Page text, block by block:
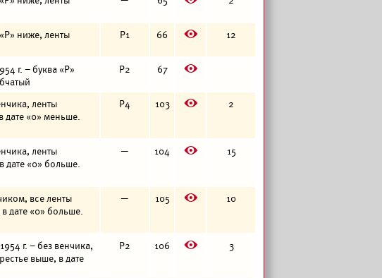
ниже, ленты
Р1 66 E 12
г. – буква «Р»
Р2 67 E
ленты
дате «0» меньше.
Р4 103 E 2
ленты
дате «0» больше.
— 104 E 15
все ленты
дате «0» больше.
— 105 E 10
г. – без венчика,
выше, в дате
Р2 106 E 3